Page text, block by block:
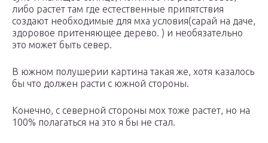
либо растет там где естественные припятствия
создают необходимые для мха условия(сарай на даче,
здоровое притеняющее дерево. ) и необязательно
это может быть север.
В южном полушерии картина такая же, хотя казалось
бы что должен расти с южной стороны.
Конечно, с северной стороны мох тоже растет, но на
100% полагаться на это я бы не стал.